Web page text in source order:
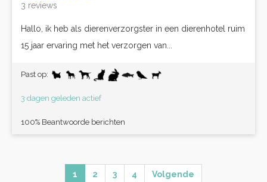
3 reviews
Hallo, ik heb als dierenverzorgster in een dierenhotel ruim
15 jaar ervaring met het verzorgen van...
Past op:
3 dagen geleden actief
100% Beantwoorde berichten
1 2 3 4 Volgende